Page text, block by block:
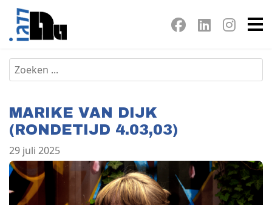
MARIKE VAN DIJK
(RONDETIJD 4.03,03)
29 juli 2025